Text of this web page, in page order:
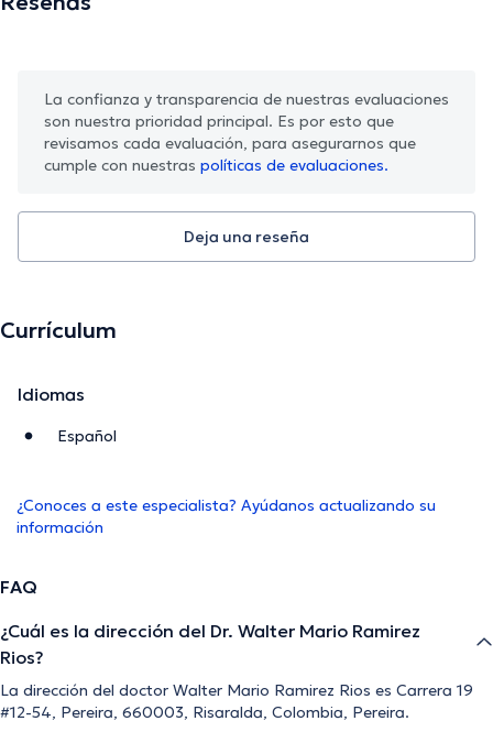
La confianza y transparencia de nuestras evaluaciones
son nuestra prioridad principal. Es por esto que
revisamos cada evaluación, para asegurarnos que
cumple con nuestras políticas de evaluaciones.
Deja una reseña
Currículum
Idiomas
Español
¿Conoces a este especialista? Ayúdanos actualizando su
información
FAQ
¿Cuál es la dirección del Dr. Walter Mario Ramirez
Rios?
La dirección del doctor Walter Mario Ramirez Rios es Carrera 19
#12-54, Pereira, 660003, Risaralda, Colombia, Pereira.